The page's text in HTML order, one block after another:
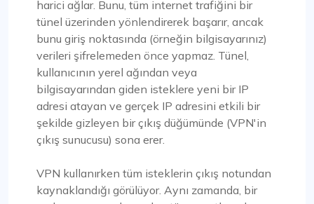
harici ağlar. Bunu, tüm internet trafiğini bir
tünel üzerinden yönlendirerek başarır, ancak
bunu giriş noktasında (örneğin bilgisayarınız)
verileri şifrelemeden önce yapmaz. Tünel,
kullanıcının yerel ağından veya
bilgisayarından giden isteklere yeni bir IP
adresi atayan ve gerçek IP adresini etkili bir
şekilde gizleyen bir çıkış düğümünde (VPN'in
çıkış sunucusu) sona erer.
VPN kullanırken tüm isteklerin çıkış notundan
kaynaklandığı görülüyor. Aynı zamanda, bir